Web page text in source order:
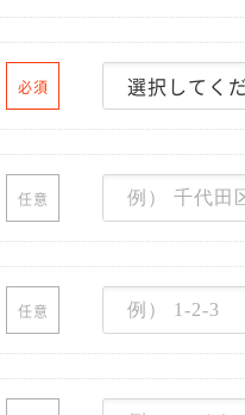
必須
任意
任意